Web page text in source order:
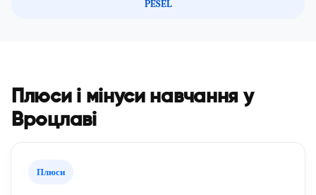
PESEL
Плюси і мінуси навчання у
Вроцлаві
Плюси